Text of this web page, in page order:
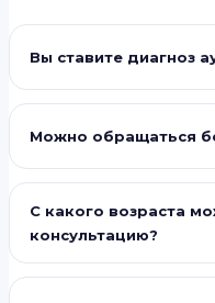
Вы ставите диагноз
Можно обращаться
С какого возраста
консультацию?